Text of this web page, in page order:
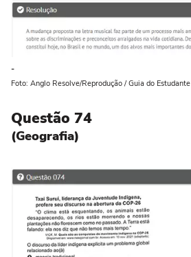
-
Foto: Anglo Resolve/Reprodução / Guia do Estudante
Questão 74
(Geografia)